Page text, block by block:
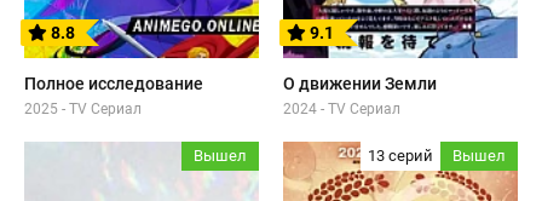
8.8
Полное исследование
2025 - TV Сериал
9.1
О движении Земли
2024 - TV Сериал
Вышел 13 серий Вышел